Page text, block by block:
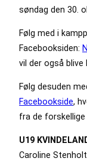
søndag den 30.
Følg med i
Facebooksiden:
vil der også blive
Følg desuden
Facebookside,
fra de forskellige
U19
Caroline